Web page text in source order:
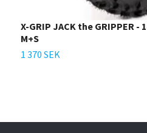
X-GRIP JACK the GRIPPER -
M+S
1 370 SEK